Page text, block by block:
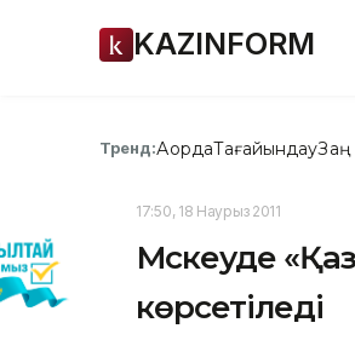
KAZINFORM
Тренд:АқордаТағайындауЗаң
17:50, 18 Наурыз 2011
Мәскеуде
көрсетіледі